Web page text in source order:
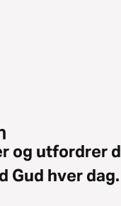
og utfordrer
Gud hver dag.